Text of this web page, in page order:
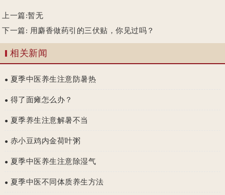
上一篇:暂无
下一篇: 用麝香做药引的三伏贴，你见过吗？
相关新闻
● 夏季中医养生注意防暑热
● 得了面瘫怎么办？
● 夏季养生注意解暑不当
● 赤小豆鸡内金荷叶粥
● 夏季中医养生注意除湿气
● 夏季中医不同体质养生方法